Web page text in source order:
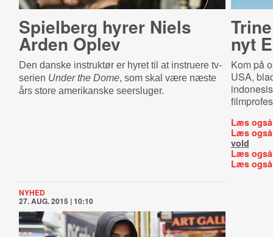
Spielberg hyrer Niels
Arden Oplev
Den danske instruktør er hyret til at instruere tv-
serien Under the Dome, som skal være næste
års store amerikanske seersluger.
nyt
Kom på
USA,
Læs
Læs
vold
Læs
Læs
NYHED
27. AUG. 2015 | 10:10